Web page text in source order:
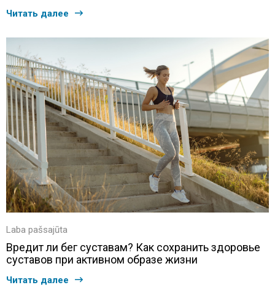
Читать далее
Laba pašsajūta
Вредит ли бег суставам? Как сохранить здоровье
суставов при активном образе жизни
Читать далее